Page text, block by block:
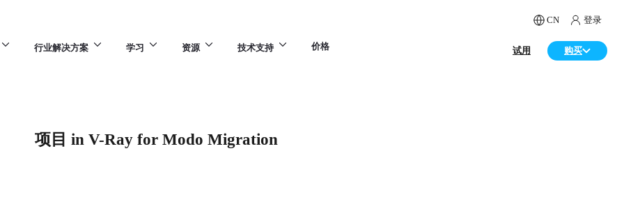
CN 登录
行业解决方案 学习 资源 技术支持 价格 试用 购买
项目 in V-Ray for Modo Migration